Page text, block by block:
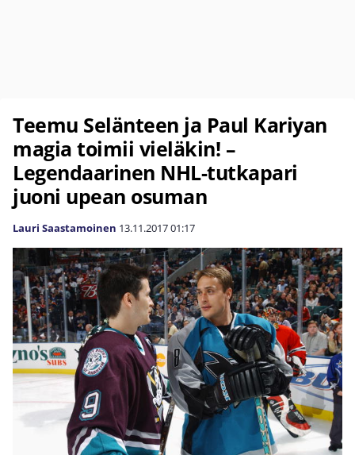
Teemu Selänteen ja Paul Kariyan
magia toimii vieläkin! –
Legendaarinen NHL-tutkapari
juoni upean osuman
Lauri Saastamoinen 13.11.201701:17